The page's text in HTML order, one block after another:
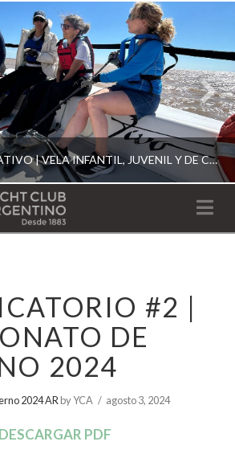
PROGRAMA RECREATIVO | VELA INFANTIL, JUVENIL Y DE CRUCERO 2026
RECREATIVA 2026
#2 |
DE
2024
2024 AR by YCA agosto 3, 2024
DESCARGAR PDF